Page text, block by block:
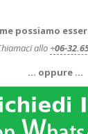
possiamo
allo +06-
… oppure …